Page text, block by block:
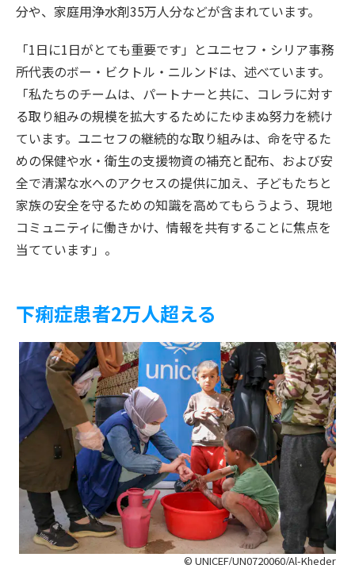
分や、家庭用浄水剤35万人分などが含まれています。
「1日に1日がとても重要です」とユニセフ・シリア事務
所代表のボー・ビクトル・ニルンドは、述べています。
「私たちのチームは、パートナーと共に、コレラに対す
る取り組みの規模を拡大するためにたゆまぬ努力を続け
ています。ユニセフの継続的な取り組みは、命を守るた
めの保健や水・衛生の支援物資の補充と配布、および安
全で清潔な水へのアクセスの提供に加え、子どもたちと
家族の安全を守るための知識を高めてもらうよう、現地
コミュニティに働きかけ、情報を共有することに焦点を
当てています」。
下痢症患者2万人超える
© UNICEF/UN0720060/Al-Kheder